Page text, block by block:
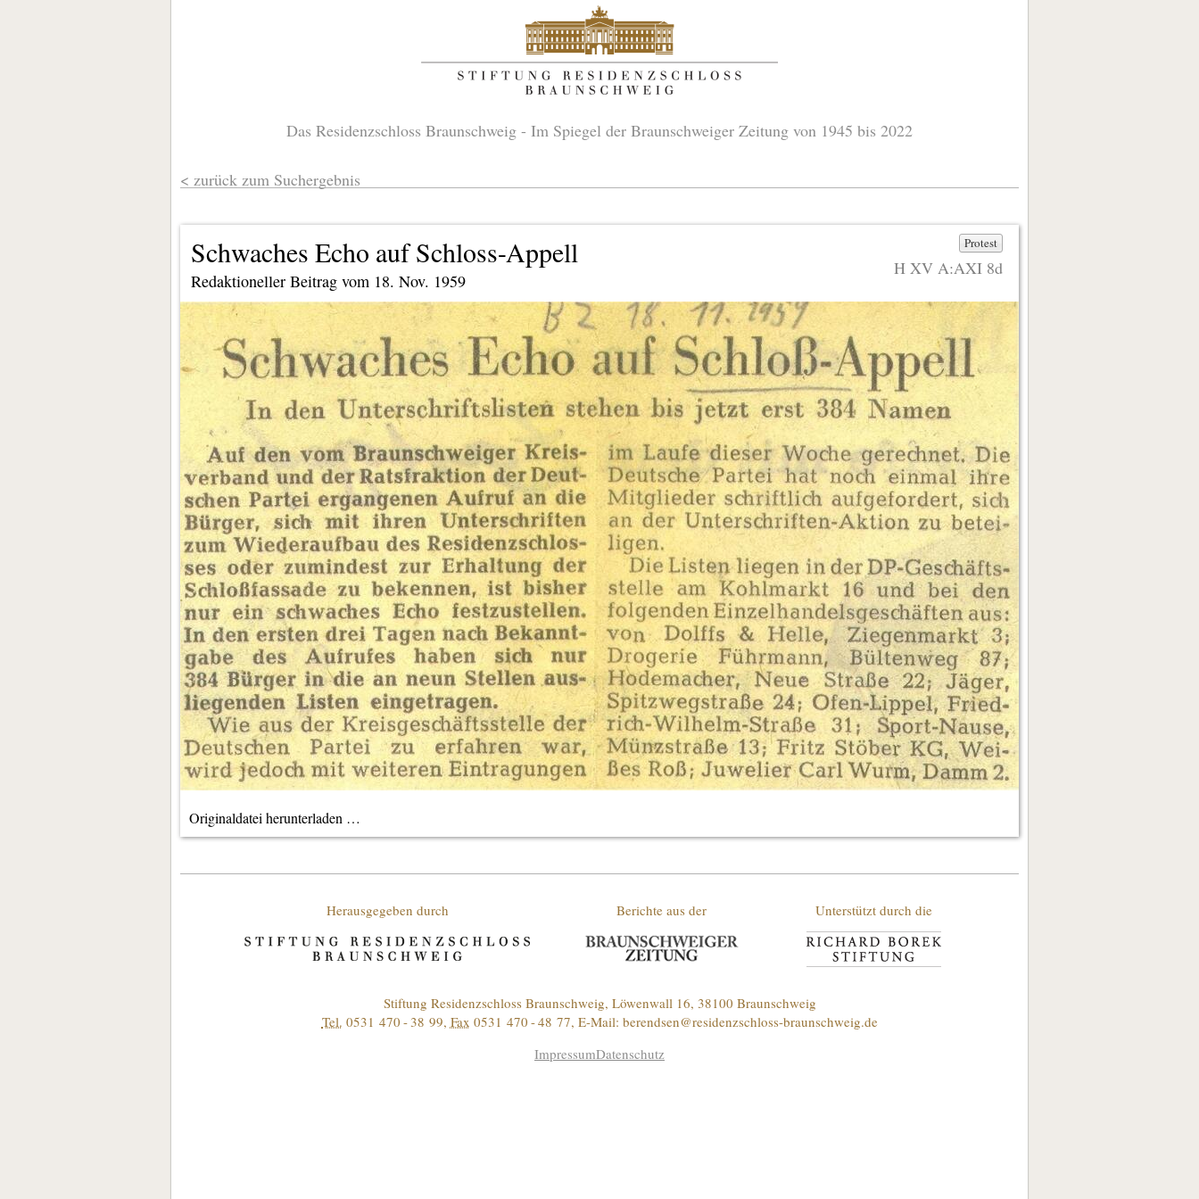
Das Residenzschloss Braunschweig - Im Spiegel der Braunschweiger Zeitung von 1945 bis 2022
zurück zum Suchergebnis
Schwaches Echo auf Schloss-Appell
Redaktioneller Beitrag vom 18. Nov. 1959
Protest
H XV A:AXI 8d
Originaldatei herunterladen …
Herausgegeben durch Berichte aus der Unterstützt durch die
Stiftung Residenzschloss Braunschweig, Löwenwall 16, 38100 Braunschweig
Tel. 0531 470 - 38 99, Fax 0531 470 - 48 77, E-Mail: berendsen@residenzschloss-braunschweig.de
ImpressumDatenschutz